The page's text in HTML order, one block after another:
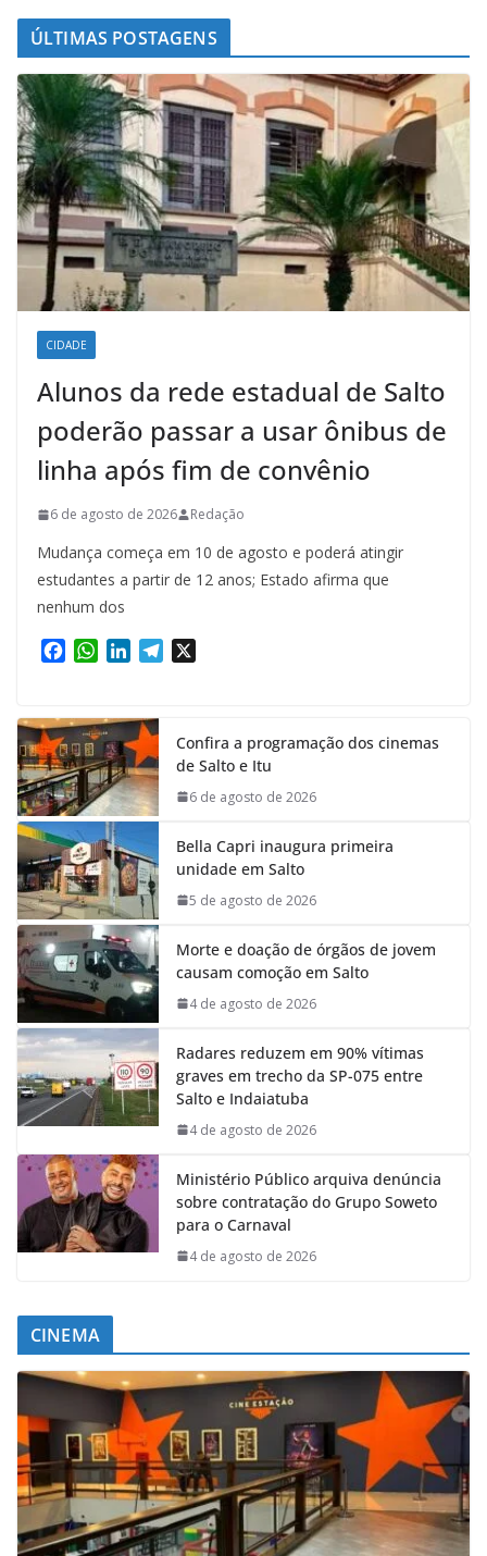
ÚLTIMAS POSTAGENS
CIDADE
Alunos da rede estadual de Salto
poderão passar a usar ônibus de
linha após fim de convênio
6 de agosto de 2026 Redação
Mudança começa em 10 de agosto e poderá atingir
estudantes a partir de 12 anos; Estado afirma que
nenhum dos
e
b
o
o
k
W
t
s
A
p
p
k
e
d
I
n
Confira a programação dos cinemas
de Salto e Itu
6 de agosto de 2026
Bella Capri inaugura primeira
unidade em Salto
5 de agosto de 2026
Morte e doação de órgãos de jovem
causam comoção em Salto
4 de agosto de 2026
Radares reduzem em 90% vítimas
graves em trecho da SP-075 entre
Salto e Indaiatuba
4 de agosto de 2026
Ministério Público arquiva denúncia
sobre contratação do Grupo Soweto
para o Carnaval
4 de agosto de 2026
CINEMA